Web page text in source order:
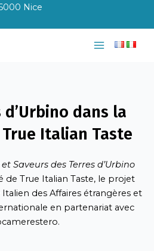
Nice
Main
d’Urbino dans la
Italian Taste
Saveurs des Terres d’Urbino
de True Italian Taste, le projet
des Affaires étrangères et
en partenariat avec